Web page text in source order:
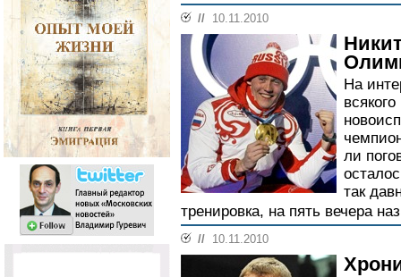
// 10.11.2010
На
ли
так
тренировка, на пять вечера
// 10.11.2010